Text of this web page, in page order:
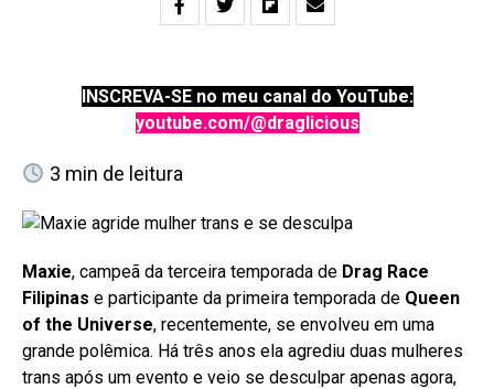
INSCREVA-SE no meu canal do YouTube:
youtube.com/@draglicious
3 min de leitura
Maxie, campeã da terceira temporada de Drag Race
Filipinas e participante da primeira temporada de Queen
of the Universe, recentemente, se envolveu em uma
grande polêmica. Há três anos ela agrediu duas mulheres
trans após um evento e veio se desculpar apenas agora,